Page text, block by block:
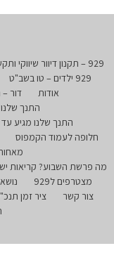
929 – תקנון דיוור שיווקי ותקשורת דיגיטלית
929 ילדים – טו בשב"ט
אודות
דור –
התנך
התנך שלנו מגיע
חלופה לעמוד הקמפוס
מה פרשת השבוע? קריאות
מצטרפים ל929
צור קשר
ציר זמן